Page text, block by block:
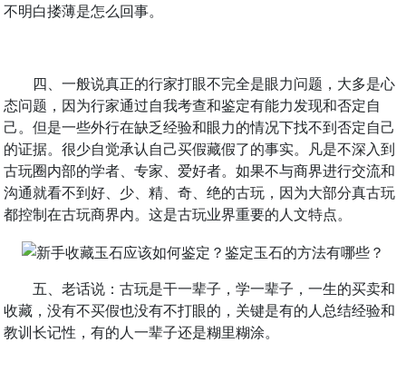
不明白搂薄是怎么回事。
四、一般说真正的行家打眼不完全是眼力问题，大多是心
态问题，因为行家通过自我考查和鉴定有能力发现和否定自
己。但是一些外行在缺乏经验和眼力的情况下找不到否定自己
的证据。很少自觉承认自己买假藏假了的事实。凡是不深入到
古玩圈内部的学者、专家、爱好者。如果不与商界进行交流和
沟通就看不到好、少、精、奇、绝的古玩，因为大部分真古玩
都控制在古玩商界内。这是古玩业界重要的人文特点。
五、老话说：古玩是干一辈子，学一辈子，一生的买卖和
收藏，没有不买假也没有不打眼的，关键是有的人总结经验和
教训长记性，有的人一辈子还是糊里糊涂。